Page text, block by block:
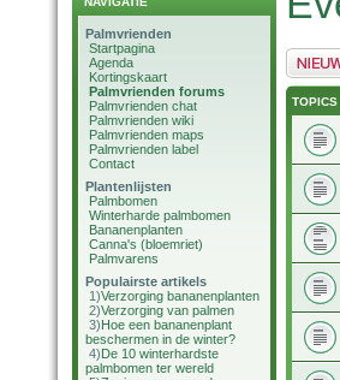
Palmvrienden
Startpagina
Agenda
Kortingskaart
Palmvrienden forums
Palmvrienden chat
Palmvrienden wiki
Palmvrienden maps
Palmvrienden label
Contact
Plantenlijsten
Palmbomen
Winterharde palmbomen
Bananenplanten
Canna's (bloemriet)
Palmvarens
Populairste artikels
1)Verzorging bananenplanten
2)Verzorging van palmen
3)Hoe een bananenplant
beschermen in de winter?
4)De 10 winterhardste
palmbomen ter wereld
Plaats
TOPICS